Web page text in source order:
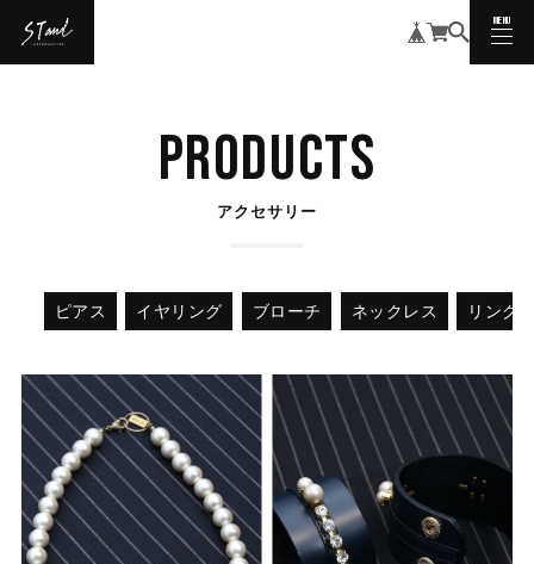
MENU
CLOSE
PRODUCTS
アクセサリー
ピアス イヤリング ブローチ ネックレス リング